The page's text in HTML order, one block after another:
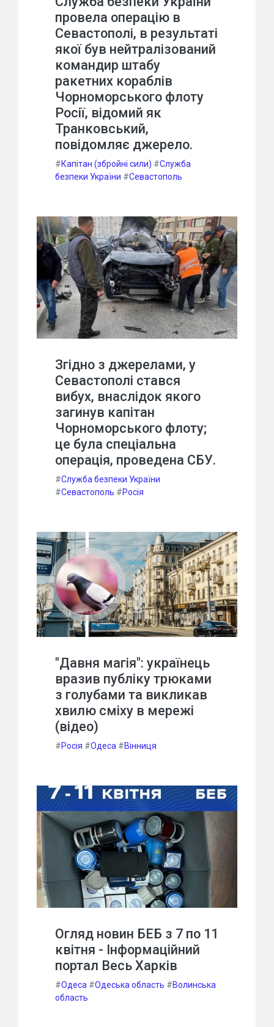
провела операцію в
Севастополі, в результаті
якої був нейтралізований
командир штабу
ракетних кораблів
Чорноморського флоту
Росії, відомий як
Транковський,
повідомляє джерело.
#Капітан (збройні сили) #Служба
безпеки України #Севастополь
Згідно з джерелами, у
Севастополі стався
вибух, внаслідок якого
загинув капітан
Чорноморського флоту;
це була спеціальна
операція, проведена СБУ.
#Служба безпеки України
#Севастополь #Росія
"Давня магія": українець
вразив публіку трюками
з голубами та викликав
хвилю сміху в мережі
(відео)
#Росія #Одеса #Вінниця
Огляд новин БЕБ з 7 по 11
квітня - Інформаційний
портал Весь Харків
#Одеса #Одеська область #Волинська
область